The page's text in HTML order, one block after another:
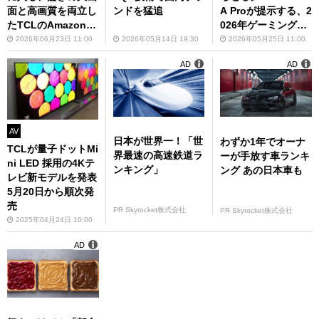
面と高画質を両立し
たTCLのAmazon専
売モデル！
2026年06月23日 11:00
ンドを猛追
2026年05月14日 19:30
A Proが提示する、2
026年ゲーミングモ
ニターの最終回答
2026年05月25日 11:00
AV
TCLが量子ドットMi
ni LED 採用の4Kテ
レビ新モデルを発表
5月20日から順次発
売
2025年04月24日 10:00
日本が世界一！「世
界最速の高速鉄道ラ
ンキング」
PR Skyrocket株式会社
AD
わずか1年でオーナ
ーが手放す車ランキ
ング あの日本車も
PR Skyrocket株式会社
AD
AD